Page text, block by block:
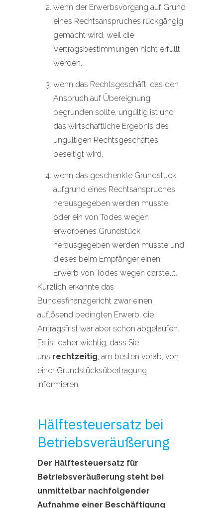
wenn der Erwerbsvorgang auf Grund
eines Rechtsanspruches rückgängig
gemacht wird, weil die
Vertragsbestimmungen nicht erfüllt
werden,
wenn das Rechtsgeschäft, das den
Anspruch auf Übereignung
begründen sollte, ungültig ist und
das wirtschaftliche Ergebnis des
ungültigen Rechtsgeschäftes
beseitigt wird,
wenn das geschenkte Grundstück
aufgrund eines Rechtsanspruches
herausgegeben werden musste
oder ein von Todes wegen
erworbenes Grundstück
herausgegeben werden musste und
dieses beim Empfänger einen
Erwerb von Todes wegen darstellt.
Kürzlich erkannte das
Bundesfinanzgericht zwar einen
auflösend bedingten Erwerb, die
Antragsfrist war aber schon abgelaufen.
Es ist daher wichtig, dass Sie
uns rechtzeitig, am besten vorab, von
einer Grundstücksübertragung
informieren.
Hälftesteuersatz bei
Betriebsveräußerung
Der Hälftesteuersatz für
Betriebsveräußerung steht bei
unmittelbar nachfolgender
Aufnahme einer Beschäftigung